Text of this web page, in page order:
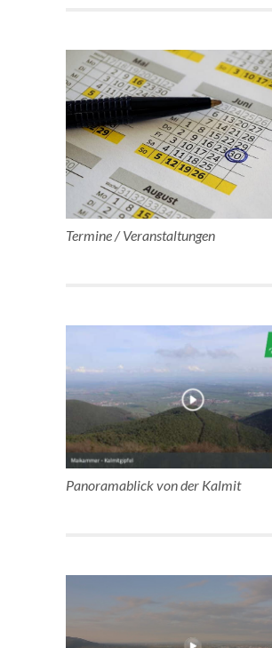
Termine / Veranstaltungen
Panoramablick von der Kalmit